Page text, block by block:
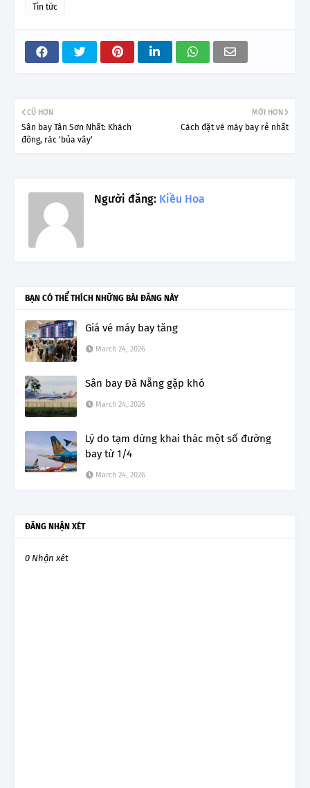
Tin tức
MỚI HƠN
Cách đặt vé máy bay rẻ nhất
CŨ HƠN
Sân bay Tân Sơn Nhất: Khách
đông, rác 'bủa vây'
Người đăng: Kiều Hoa
BẠN CÓ THỂ THÍCH NHỮNG BÀI ĐĂNG NÀY
Giá vé máy bay tăng
March 24, 2026
Sân bay Đà Nẵng gặp khó
March 24, 2026
Lý do tạm dừng khai thác một số đường
bay từ 1/4
March 24, 2026
ĐĂNG NHẬN XÉT
0 Nhận xét